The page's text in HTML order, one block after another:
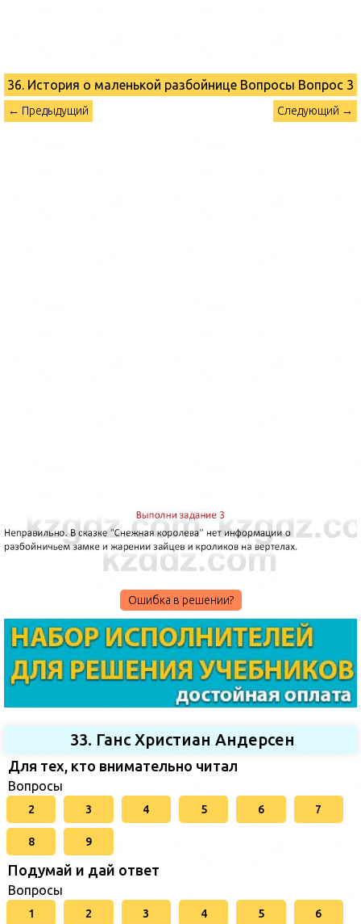
36. История о маленькой разбойнице Вопросы Вопрос 3
← Предыдущий Следующий →
Ошибка в решении?
33. Ганс Христиан Андерсен
Для тех, кто внимательно читал
Вопросы
2 3 4 5 6 7
8 9
Подумай и дай ответ
Вопросы
1 2 3 4 5 6